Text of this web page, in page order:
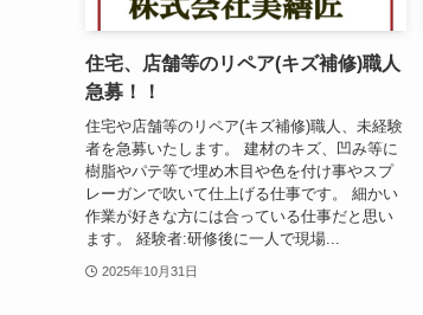
住宅、店舗等のリペア(キズ補修)職人
急募！！
住宅や店舗等のリペア(キズ補修)職人、未経験
者を急募いたします。 建材のキズ、凹み等に
樹脂やパテ等で埋め木目や色を付け事やスプ
レーガンで吹いて仕上げる仕事です。 細かい
作業が好きな方には合っている仕事だと思い
ます。 経験者:研修後に一人で現場...
2025年10月31日